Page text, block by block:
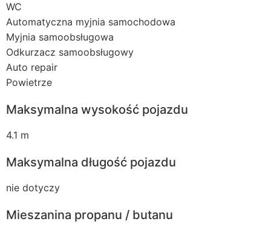
WC
Automatyczna myjnia samochodowa
Myjnia samoobsługowa
Odkurzacz samoobsługowy
Auto repair
Powietrze
Maksymalna wysokość pojazdu
4.1 m
Maksymalna długość pojazdu
nie dotyczy
Mieszanina propanu / butanu